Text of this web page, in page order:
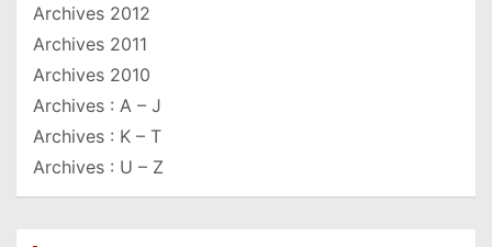
Archives 2012
Archives 2011
Archives 2010
Archives : A – J
Archives : K – T
Archives : U – Z